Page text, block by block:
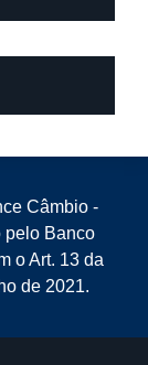
Câmbio -
pelo Banco
o Art. 13 da
de 2021.